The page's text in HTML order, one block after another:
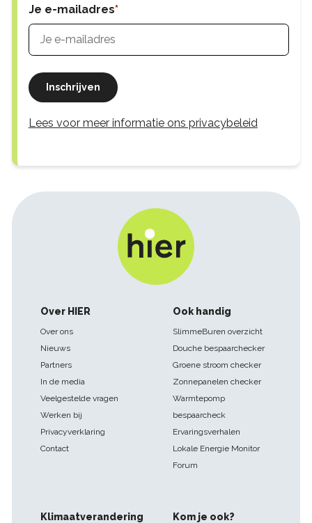
Je e-mailadres
Inschrijven
Lees voor meer informatie ons privacybeleid
Footer
navigatie
Over HIER
Over ons
Nieuws
Partners
In de media
Veelgestelde vragen
Werken bij
Privacyverklaring
Contact
Ook handig
SlimmeBuren overzicht
Douche bespaarchecker
Groene stroom checker
Zonnepanelen checker
Warmtepomp
bespaarcheck
Ervaringsverhalen
Lokale Energie Monitor
Forum
Klimaatverandering Kom je ook?